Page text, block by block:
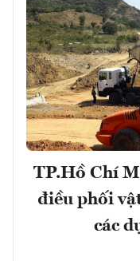
TP.Hồ Chí
điều phối
các